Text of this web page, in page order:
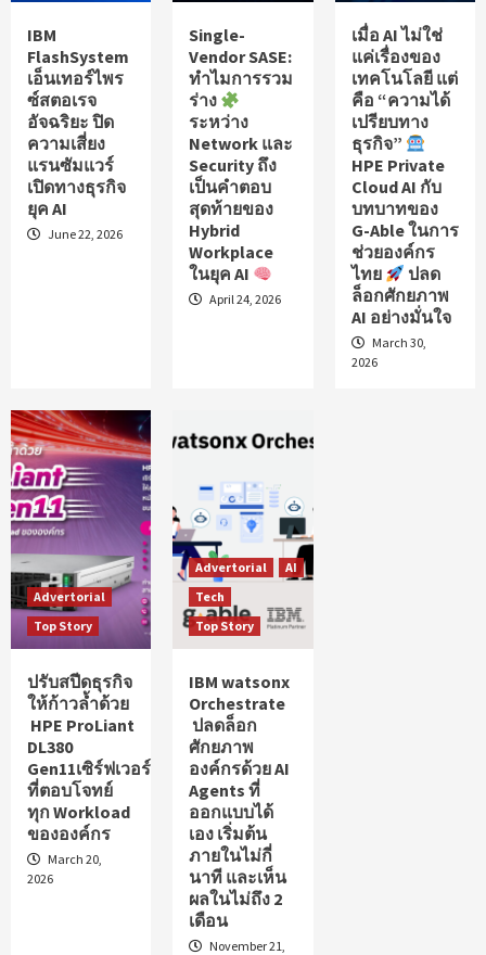
9
ร้ายแรงใน Redis ใน 27 นาทีเท่านั้น
10
Security Corner Top Story
เตือนภัย! โปรแกรม Claude ปลอม แฝง
มัลแวร์ขโมยข้อมูล พบองค์กรหลงกลอย่าง
น้อย 29 แห่ง
Tech Top Story
35 ปี World Wide Web: จุดกำเนิดรากฐาน
ของโลกออนไลน์
Cloudflare เปิดตัว “Cloudflare OS”
แพลตฟอร์มโอเพ่นซอร์สคุม AI Agent เข้า
3
Security Corner Top Story
เผยช่องโหว่ TP-Link Omada 15 รายการ
เสี่ยงถูกเจาะเครือข่ายองค์กรได้ตั้งแต่ขั้น
ตอนติดตั้ง
IBM
FlashSystem
เอ็นเทอร์ไพร
ซ์สตอเรจ
อัจฉริยะ ปิด
ความเสี่ยง
แรนซัมแวร์
เปิดทางธุรกิจ
ยุค AI
June 22, 2026
Single-
Vendor SASE:
ทำไมการรวม
ร่าง
ระหว่าง
Network และ
Security ถึง
เป็นคำตอบ
สุดท้ายของ
Hybrid
Workplace
ในยุค AI
April 24, 2026
เมื่อ AI ไม่ใช่
แค่เรื่องของ
เทคโนโลยี แต่
คือ “ความได้
เปรียบทาง
ธุรกิจ”
HPE Private
Cloud AI กับ
บทบาทของ
G-Able ในการ
ช่วยองค์กร
ไทย
ปลด
ล็อกศักยภาพ
AI อย่างมั่นใจ
March 30,
2026
Advertorial
Top Story
ปรับสปีดธุรกิจ
ให้ก้าวล้ำด้วย
HPE ProLiant
DL380
Gen11เซิร์ฟเวอร์
ที่ตอบโจทย์
ทุก Workload
ขององค์กร
March 20,
2026
Advertorial
AI
Tech
Top Story
IBM watsonx
Orchestrate
ปลดล็อก
ศักยภาพ
องค์กรด้วย AI
Agents ที่
ออกแบบได้
เอง เริ่มต้น
ภายในไม่กี่
นาที และเห็น
ผลในไม่ถึง 2
เดือน
November 21,